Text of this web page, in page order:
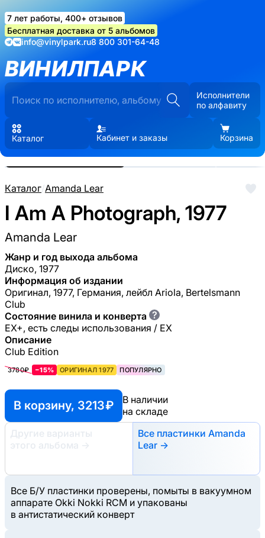
7 лет работы, 400+ отзывов
Бесплатная доставка от 5 альбомов
info@vinylpark.ru8 800 301-64-48
ВИНИЛПАРК
Исполнители
по алфавиту
Каталог Кабинет и заказы Корзина
Каталог/Amanda Lear
I Am A Photograph, 1977
Amanda Lear
Жанр и год выхода альбома
Диско, 1977
Информация об издании
Оригинал, 1977, Германия, лейбл Ariola, Bertelsmann
Club
Состояние винила и конверта ?
EX+, есть следы использования / EX
Описание
Club Edition
3780₽ −15% ОРИГИНАЛ 1977 ПОПУЛЯРНО
В корзину, 3213 ₽
В наличии
на складе
Другие варианты
этого альбома
→
Все пластинки Amanda
Lear →
Все Б/У пластинки проверены, помыты в вакуумном
аппарате Okki Nokki RCM и упакованы
в антистатический конверт
Реальные фото пластинки.
Нажмите, чтобы увеличить